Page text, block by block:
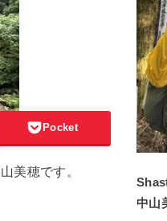
Pocket
美穂です。
中山